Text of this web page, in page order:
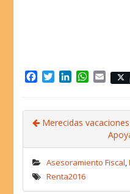
F
e
b
o
k
T
t
t
r
L
k
e
I
n
W
t
s
p
p
E
m
i
l
Merecidas vacaciones
Asesoramiento Fiscal ,
Renta2016